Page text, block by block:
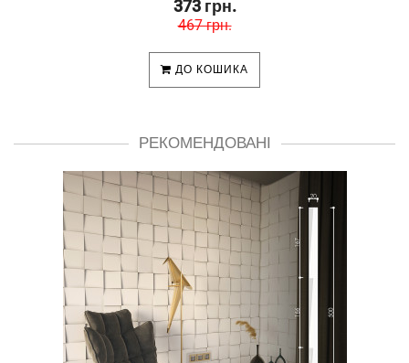
373 грн.
467 грн.
ДО КОШИКА
РЕКОМЕНДОВАНІ